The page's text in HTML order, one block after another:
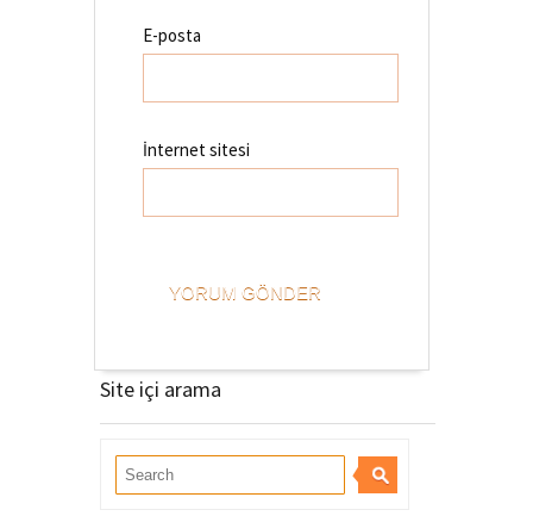
E-posta
İnternet sitesi
Site içi arama